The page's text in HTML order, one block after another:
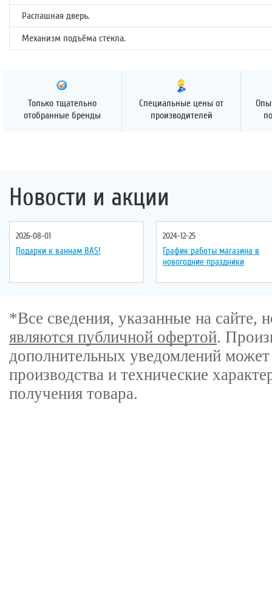
Распашная дверь.
Механизм подъёма стекла.
Только тщательно
отобранные бренды
Специальные цены от
производителей
Новости и акции
2026-08-01
Подарки к ваннам BAS!
2024-12-25
График работы магазина в
новогодние праздники
*Все сведения, указанные на
являются публичной офертой.
дополнительных уведомлений
производства и технические
получения товара.